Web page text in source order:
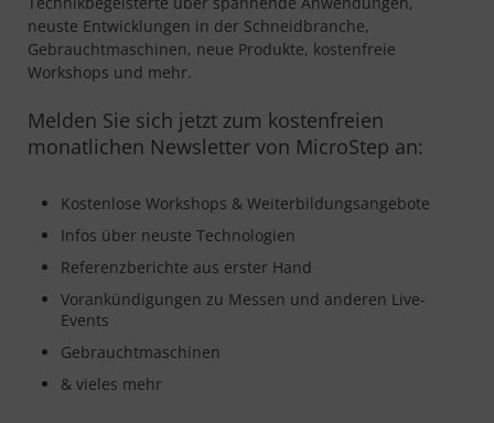
neuste Entwicklungen in der Schneidbranche,
Gebrauchtmaschinen, neue Produkte, kostenfreie
Workshops und mehr.
Melden Sie sich jetzt zum kostenfreien
monatlichen Newsletter von MicroStep an:
Kostenlose Workshops & Weiterbildungsangebote
Infos über neuste Technologien
Referenzberichte aus erster Hand
Vorankündigungen zu Messen und anderen Live-
Events
Gebrauchtmaschinen
& vieles mehr